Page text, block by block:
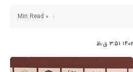
0 Min Read